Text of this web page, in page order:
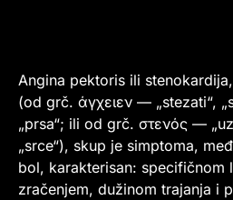
Angina pektoris ili
(od grč. άγχειεν — „stezati“,
„prsa“; ili od grč. στενός —
„srce“), skup je simptoma,
bol, karakterisan: specifičnom
zračenjem, dužinom trajanja i